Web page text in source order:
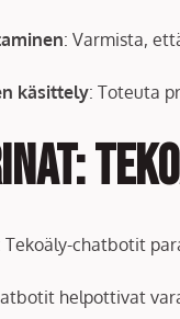
: Varmista,
käsittely: Toteuta
Tekoäly-chatbotit
helpottivat